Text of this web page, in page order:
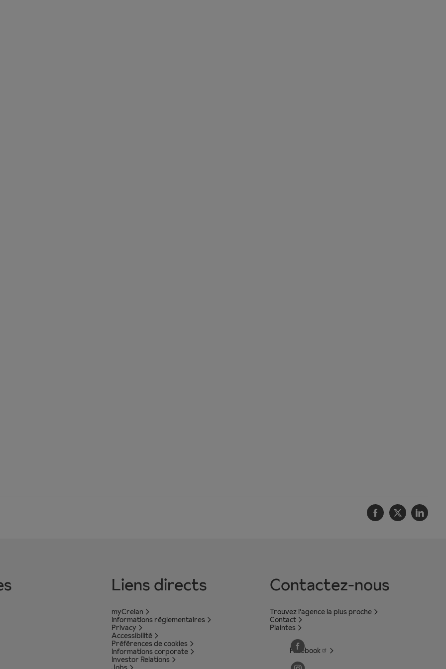
Facebook
Twitter
Liens directs
myCrelan
Informations réglementaires
Privacy
Accessibilité
Préférences de cookies
Informations corporate
Investor Relations
Contactez-nous
Trouvez l'agence la plus proche
Contact
Plaintes
Facebook